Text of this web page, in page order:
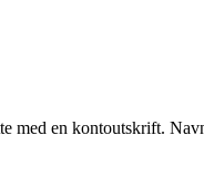
med en kontoutskrift.